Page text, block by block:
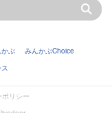
ぶ
みんかぶChoice
ポリシー